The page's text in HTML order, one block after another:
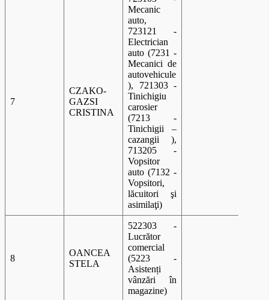
7
CZAKO-
GAZSI
CRISTINA
Mecanic
auto,
723121 -
Electrician
auto (7231 -
Mecanici de
autovehicule
), 721303 -
Tinichigiu
carosier
(7213 -
Tinichigii –
cazangii ),
713205 -
Vopsitor
auto (7132 -
Vopsitori,
lăcuitori şi
asimilaţi)
8
OANCEA
STELA
522303 -
Lucrător
comercial
(5223 -
Asistenți
vânzări în
magazine)